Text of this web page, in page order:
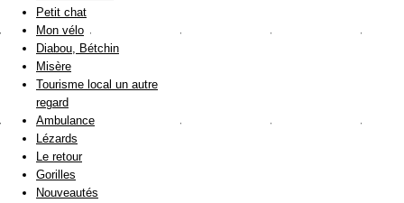
Petit chat
Mon vélo
Diabou, Bétchin
Misère
Tourisme local un autre
regard
Ambulance
Lézards
Le retour
Gorilles
Nouveautés